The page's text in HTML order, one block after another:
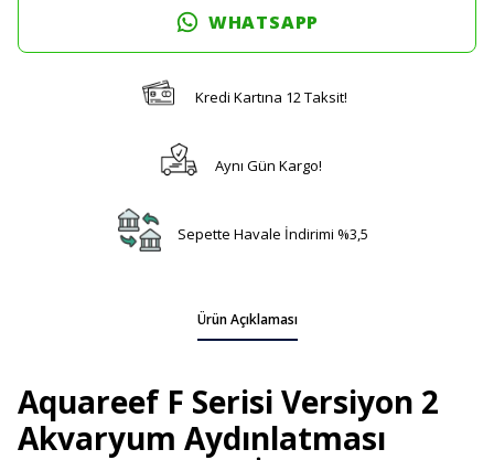
WHATSAPP
Kredi Kartına 12 Taksit!
Aynı Gün Kargo!
Sepette Havale İndirimi %3,5
Ürün Açıklaması
Aquareef F Serisi Versiyon 2
Akvaryum Aydınlatması